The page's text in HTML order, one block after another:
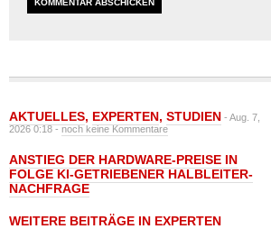
AKTUELLES, EXPERTEN, STUDIEN - Aug. 7,
2026 0:18 -noch keine Kommentare
ANSTIEG DER HARDWARE-PREISE IN
FOLGE KI-GETRIEBENER HALBLEITER-
NACHFRAGE
WEITERE BEITRÄGE IN EXPERTEN